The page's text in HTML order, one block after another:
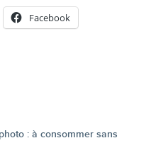
Facebook
: à consommer sans